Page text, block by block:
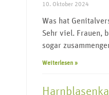
10. Oktober 2024
Was hat
Sehr viel. Frauen,
sogar
Weiterlesen »